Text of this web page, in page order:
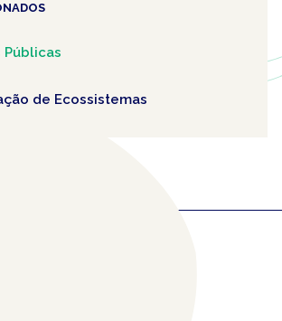
Públicas
de Ecossistemas